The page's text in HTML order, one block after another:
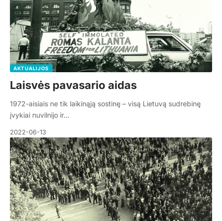
AKTUALIJOS
Laisvės pavasario aidas
1972-aisiais ne tik laikinąją sostinę – visą Lietuvą sudrebinę
įvykiai nuvilnijo ir…
2022-06-13